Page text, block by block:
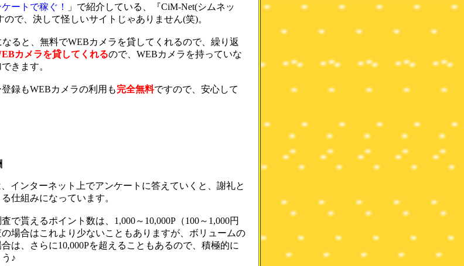
ートで稼ぐ！
」で紹介している、『CiM-Net(シムネッ
ので、決して怪しいサイトじゃありません(笑)。
なると、無料でWEBカメラを貸してくれるので、繰り返
カメラを貸してくれるので、WEBカメラを持っていな
きます。
録もWEBカメラの利用も完全無料ですので、安心して
インターネット上でアンケートに答えていくと、謝礼と
仕組みになっています。
で貰えるポイント数は、1,000～10,000P（100～1,000円
場合はこれより少ないこともありますが、ボリュームの
は、さらに10,000Pを超えることもあるので、積極的に
♪